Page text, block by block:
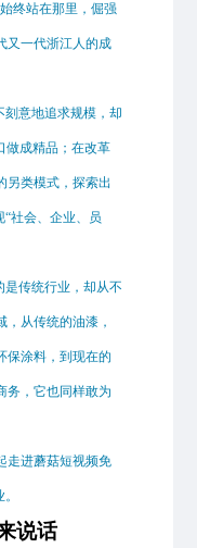
终站在那里，倔强
又一代浙江人的成
意地追求规模，却
做成精品；在改革
另类模式，探索出
“社会、企业、员
传统行业，却从不
从传统的油漆，
保涂料，到现在的
务，它也同样敢为
走进蘑菇短视频免
说话